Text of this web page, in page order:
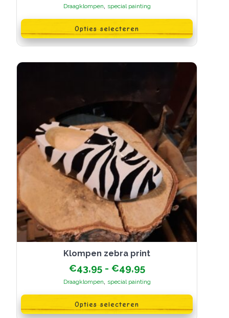
tot
€49,95
Draagklompen, special painting
Opties selecteren
product
heeft
meerdere
variaties.
optie
productpagina
Klompen zebra print
€43,95 - €49,95Prijsklasse:
tot
€49,95
Draagklompen, special painting
Opties selecteren
product
heeft
meerdere